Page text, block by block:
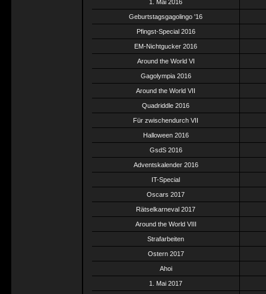
1. Mai 2016
Geburtstagsgagolingo '16
Pfingst-Special 2016
EM-Nichtgucker 2016
Around the World VI
Gagolympia 2016
Around the World VII
Quadriddle 2016
Für zwischendurch VII
Halloween 2016
GsdS 2016
Adventskalender 2016
IT-Special
Oscars 2017
Rätselkarneval 2017
Around the World VIII
Strafarbeiten
Ostern 2017
Ahoi
1. Mai 2017